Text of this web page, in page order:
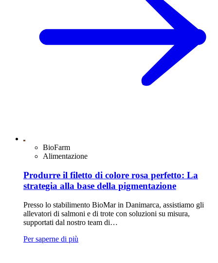
BioFarm
Alimentazione
Produrre il filetto di colore rosa perfetto: La
strategia alla base della pigmentazione
Presso lo stabilimento BioMar in Danimarca, assistiamo gli
allevatori di salmoni e di trote con soluzioni su misura,
supportati dal nostro team di…
Per saperne di più